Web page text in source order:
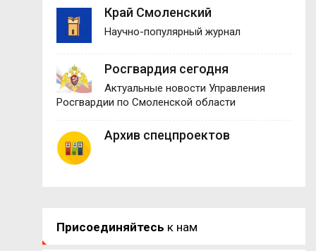
Край Смоленский
Научно-популярный журнал
Росгвардия сегодня
Актуальные новости Управления
Росгвардии по Смоленской области
Архив спецпроектов
Присоединяйтесь к нам